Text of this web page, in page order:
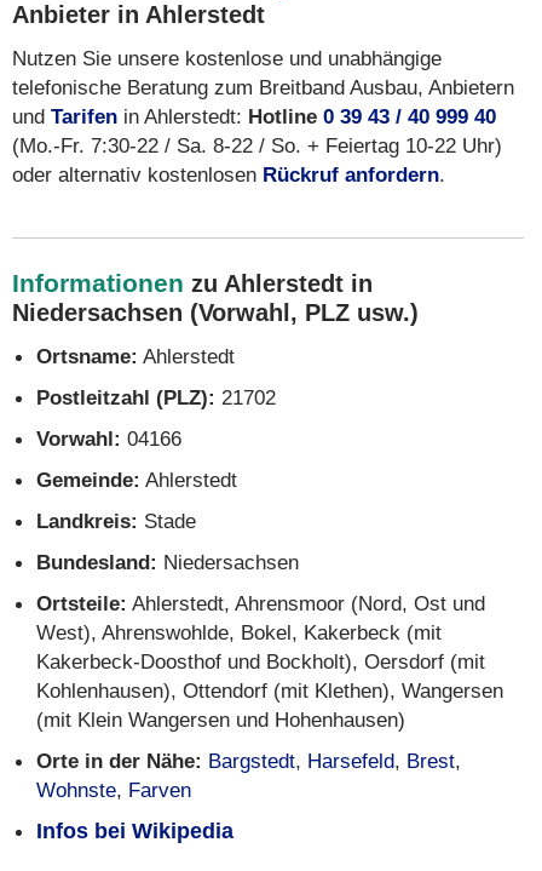
Anbieter in Ahlerstedt
Nutzen Sie unsere kostenlose und unabhängige
telefonische Beratung zum Breitband Ausbau, Anbietern
und Tarifen in Ahlerstedt: Hotline 0 39 43 / 40 999 40
(Mo.-Fr. 7:30-22 / Sa. 8-22 / So. + Feiertag 10-22 Uhr)
oder alternativ kostenlosen Rückruf anfordern.
Informationen zu Ahlerstedt in
Niedersachsen (Vorwahl, PLZ usw.)
Ortsname: Ahlerstedt
Postleitzahl (PLZ): 21702
Vorwahl: 04166
Gemeinde: Ahlerstedt
Landkreis: Stade
Bundesland: Niedersachsen
Ortsteile: Ahlerstedt, Ahrensmoor (Nord, Ost und
West), Ahrenswohlde, Bokel, Kakerbeck (mit
Kakerbeck-Doosthof und Bockholt), Oersdorf (mit
Kohlenhausen), Ottendorf (mit Klethen), Wangersen
(mit Klein Wangersen und Hohenhausen)
Orte in der Nähe: Bargstedt, Harsefeld, Brest,
Wohnste, Farven
Infos bei Wikipedia